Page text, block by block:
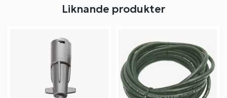
Liknande produkter